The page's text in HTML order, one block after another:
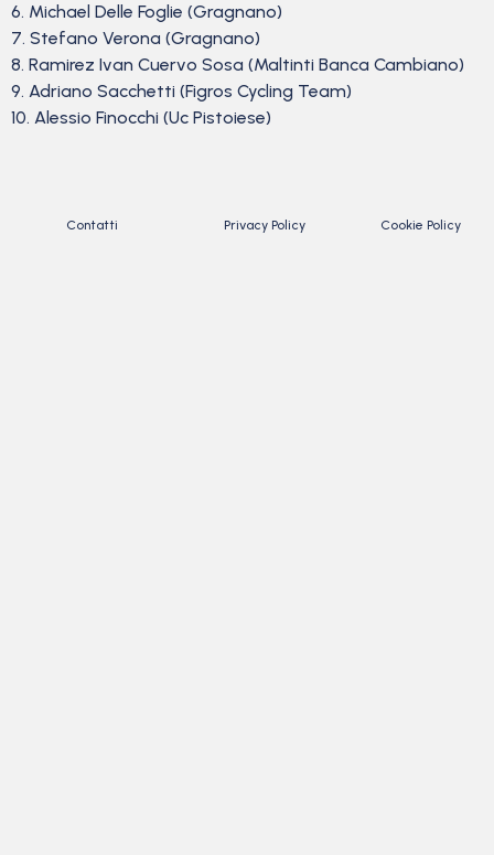
6. Michael Delle Foglie (Gragnano)
7. Stefano Verona (Gragnano)
8. Ramirez Ivan Cuervo Sosa (Maltinti Banca Cambiano)
9. Adriano Sacchetti (Figros Cycling Team)
10. Alessio Finocchi (Uc Pistoiese)
Contatti Privacy Policy Cookie Policy